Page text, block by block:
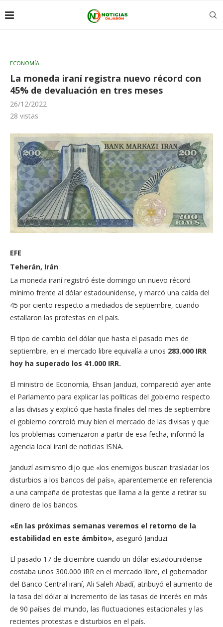
ECONOMÍA
La moneda iraní registra nuevo récord con
45% de devaluación en tres meses
26/12/2022
28 vistas
EFE
Teherán, Irán
La moneda iraní registró éste domingo un nuevo récord
mínimo frente al dólar estadounidense, y marcó una caída del
45 por ciento respecto a mediados de septiembre, cuando
estallaron las protestas en el país.
El tipo de cambio del dólar que hasta el pasado mes de
septiembre, en el mercado libre equivalía a unos 283.000 IRR
hoy ha superado los 41.000 IRR.
El ministro de Economía, Ehsan Janduzi, compareció ayer ante
el Parlamento para explicar las políticas del gobierno respecto
a las divisas y explicó que hasta finales del mes de septiembre
el gobierno controló muy bien el mercado de las divisas y que
los problemas comenzaron a partir de esa fecha, informó la
agencia local iraní de noticias ISNA.
Janduzí asimismo dijo que «los enemigos buscan trasladar los
disturbios a los bancos del país», aparentemente en referencia
a una campaña de protestas que llama a la gente a retirar su
dinero de los bancos.
«En las próximas semanas veremos el retorno de la
estabilidad en este ámbito», aseguró Janduzi.
El pasado 17 de diciembre cuando un dólar estadounidense
costaba unos 300.000 IRR en el mercado libre, el gobernador
del Banco Central iraní, Ali Saleh Abadí, atribuyó el aumento de
la tasa del dólar al incremento de las tasas de interés en más
de 90 países del mundo, las fluctuaciones estacionales y las
recientes protestas e disturbios en el país.